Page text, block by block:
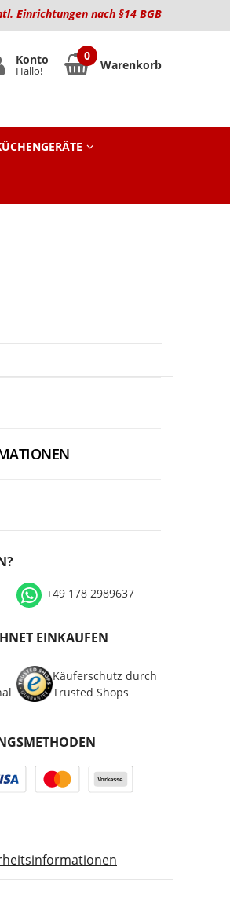
Einrichtungen nach §14 BGB
Konto
Hallo! Warenkorb
+49 178 2989637
EINKAUFEN
Käuferschutz durch
Trusted Shops